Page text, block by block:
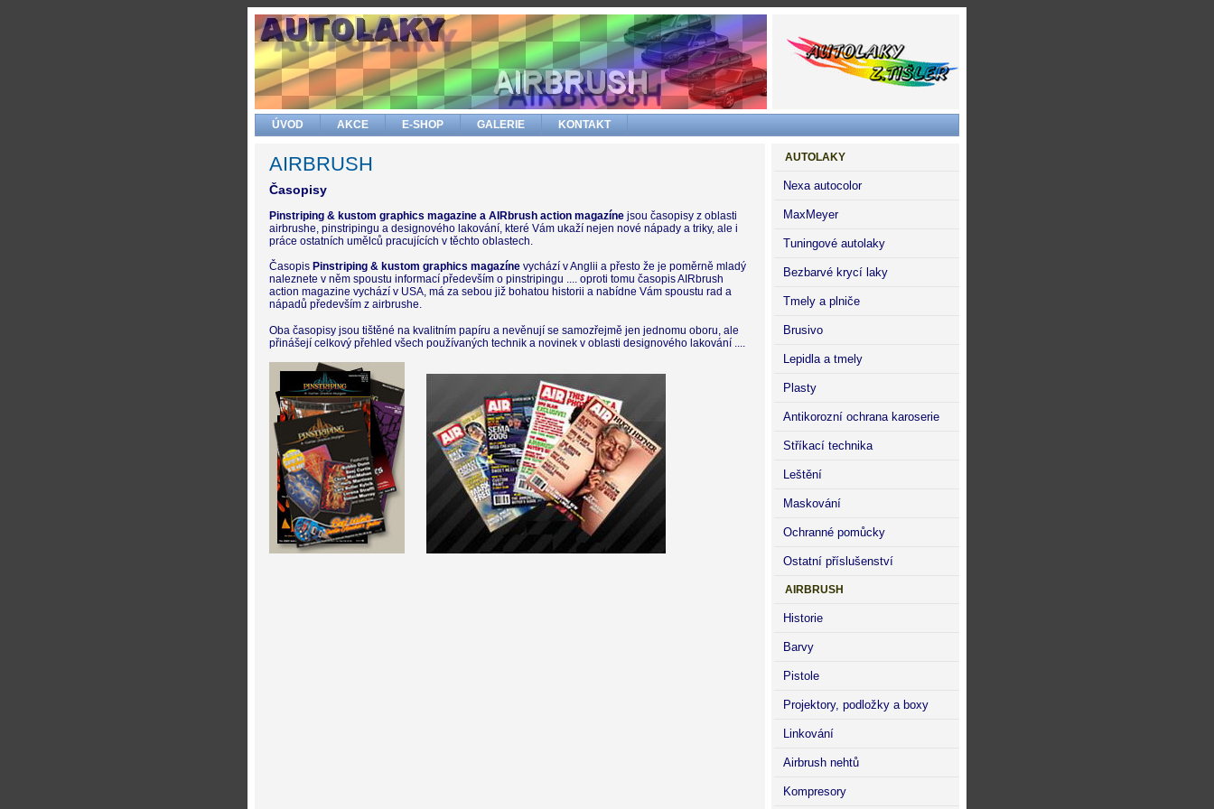
ÚVOD AKCE E-SHOP GALERIE KONTAKT
AIRBRUSH
Časopisy
Pinstriping & kustom graphics magazine a AIRbrush action magazíne jsou časopisy z oblasti
airbrushe, pinstripingu a designového lakování, které Vám ukaží nejen nové nápady a triky, ale i
práce ostatních umělců pracujících v těchto oblastech.
Časopis Pinstriping & kustom graphics magazíne vychází v Anglii a přesto že je poměrně mladý
naleznete v něm spoustu informací především o pinstripingu .... oproti tomu časopis AIRbrush
action magazine vychází v USA, má za sebou již bohatou historii a nabídne Vám spoustu rad a
nápadů především z airbrushe.
Oba časopisy jsou tištěné na kvalitním papíru a nevěnují se samozřejmě jen jednomu oboru, ale
přinášejí celkový přehled všech používaných technik a novinek v oblasti designového lakování ....
AUTOLAKY
Nexa autocolor
MaxMeyer
Tuningové autolaky
Bezbarvé krycí laky
Tmely a plniče
Brusivo
Lepidla a tmely
Plasty
Antikorozní ochrana karoserie
Stříkací technika
Leštění
Maskování
Ochranné pomůcky
Ostatní příslušenství
AIRBRUSH
Historie
Barvy
Pistole
Projektory, podložky a boxy
Linkování
Airbrush nehtů
Kompresory